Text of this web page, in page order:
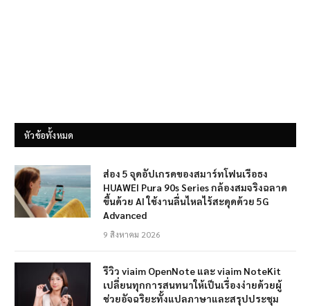
หัวข้อทั้งหมด
ส่อง 5 จุดอัปเกรดของสมาร์ทโฟนเรือธง
HUAWEI Pura 90s Series กล้องสมจริงฉลาด
ขึ้นด้วย AI ใช้งานลื่นไหลไร้สะดุดด้วย 5G
Advanced
9 สิงหาคม 2026
รีวิว viaim OpenNote และ viaim NoteKit
เปลี่ยนทุกการสนทนาให้เป็นเรื่องง่ายด้วยผู้
ช่วยอัจฉริยะทั้งแปลภาษาและสรุปประชุม